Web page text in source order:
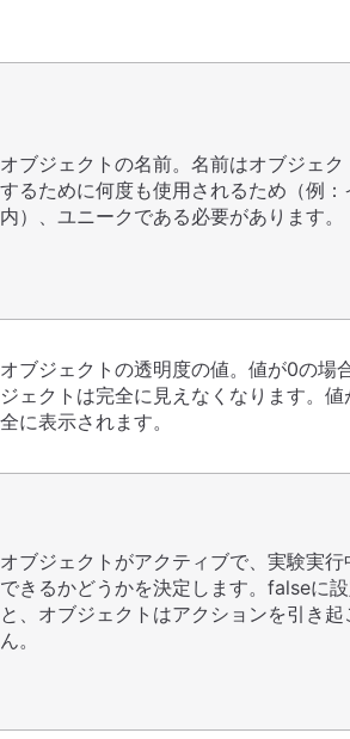
オブジェクトの名前。名前はオブジェク
するために何度も使用されるため（例：
内）、ユニークである必要があります。
オブジェクトの透明度の値。値が0の場
ジェクトは完全に見えなくなります。値
全に表示されます。
オブジェクトがアクティブで、実験実行
できるかどうかを決定します。falseに
と、オブジェクトはアクションを引き起
ん。